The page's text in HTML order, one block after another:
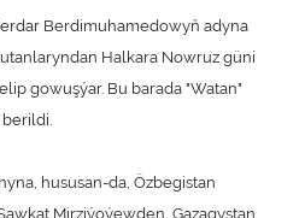
Berdimuhamedowyň adyna
Halkara Nowruz güni
gowuşýar. Bu barada "Watan"
hususan-da, Özbegistan
Mirziýoýewden, Gazagystan